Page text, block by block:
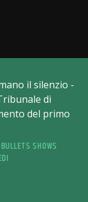
il silenzio -
di
del primo
BULLETS SHOWS